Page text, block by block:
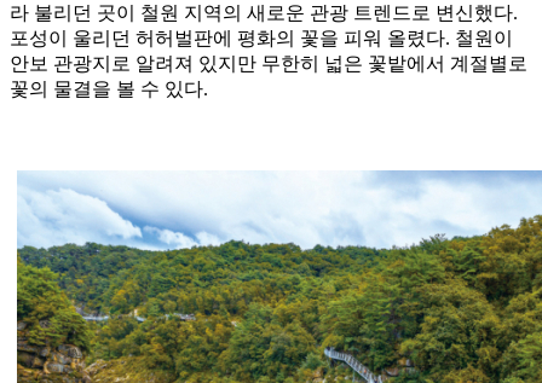
라 불리던 곳이 철원 지역의 새로운 관광 트렌드로 변신했다.
포성이 울리던 허허벌판에 평화의 꽃을 피워 올렸다. 철원이
안보 관광지로 알려져 있지만 무한히 넓은 꽃밭에서 계절별로
꽃의 물결을 볼 수 있다.